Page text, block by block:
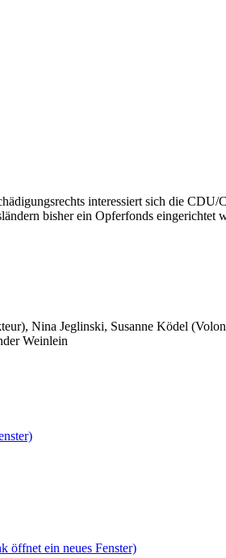
interessiert sich die
bisher ein Opferfonds
Nina Jeglinski, Susanne Ködel
Weinlein
öffnet ein neues Fenster)